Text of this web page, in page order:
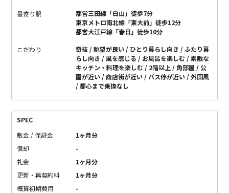
最寄り駅
都営三田線「白山」徒歩7分
東京メトロ南北線「東大前」徒歩12分
都営大江戸線「春日」徒歩10分
こだわり 奇抜 眺望が良い ひとり暮らし向き
ふたり暮
らし向き
風を感じる お風呂を楽しむ
素敵な
キッチン・料理を楽しむ
2階以上 角部屋
公
園が近い
商店街が近い バス停が近い
外国風
都心まで乗換なし
SPEC
敷金 / 保証金
1ヶ月分
償却
-
礼金
1ヶ月分
更新・再契約料
1ヶ月分
概算初期費用
-